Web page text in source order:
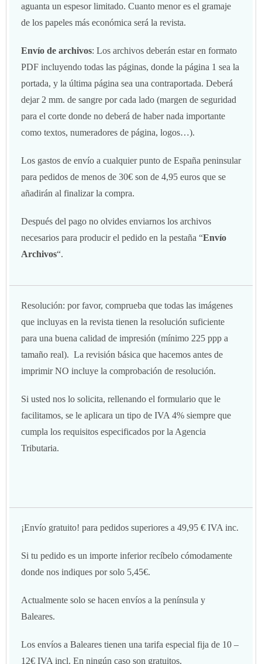
aguanta un espesor limitado. Cuanto menor es el gramaje
de los papeles más económica será la revista.
Envío de archivos: Los archivos deberán estar en formato
PDF incluyendo todas las páginas, donde la página 1 sea la
portada, y la última página sea una contraportada. Deberá
dejar 2 mm. de sangre por cada lado (margen de seguridad
para el corte donde no deberá de haber nada importante
como textos, numeradores de página, logos…).
Los gastos de envío a cualquier punto de España peninsular
para pedidos de menos de 30€ son de 4,95 euros que se
añadirán al finalizar la compra.
Después del pago no olvides enviarnos los archivos
necesarios para producir el pedido en la pestaña “Envío
Archivos“.
Resolución: por favor, comprueba que todas las imágenes
que incluyas en la revista tienen la resolución suficiente
para una buena calidad de impresión (mínimo 225 ppp a
tamaño real). La revisión básica que hacemos antes de
imprimir NO incluye la comprobación de resolución.
Si usted nos lo solicita, rellenando el formulario que le
facilitamos, se le aplicara un tipo de IVA 4% siempre que
cumpla los requisitos especificados por la Agencia
Tributaria.
¡Envío gratuito! para pedidos superiores a 49,95 € IVA inc.
Si tu pedido es un importe inferior recíbelo cómodamente
donde nos indiques por solo 5,45€.
Actualmente solo se hacen envíos a la península y
Baleares.
Los envíos a Baleares tienen una tarifa especial fija de 10 –
12€ IVA incl. En ningún caso son gratuitos.